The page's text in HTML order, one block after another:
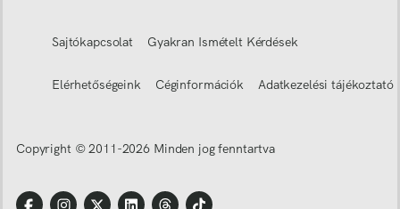
Sajtókapcsolat Gyakran Ismételt Kérdések
Elérhetőségeink Céginformációk Adatkezelési tájékoztató
Copyright © 2011-2026 Minden jog fenntartva